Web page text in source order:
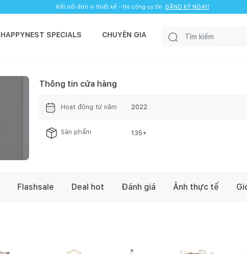
Kết nối đơn vị thiết kế - thi công uy tín. ĐĂNG KÝ NGAY!
HAPPYNEST SPECIALS CHUYÊN GIA
Thông tin cửa hàng
Hoạt động từ năm 2022
Sản phẩm 135+
Flashsale Deal hot Đánh giá Ảnh thực tế